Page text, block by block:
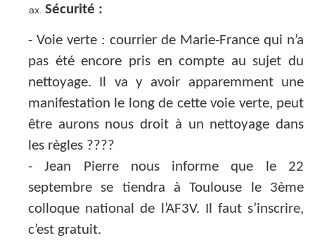
Sécurité :
- Voie verte : courrier de Marie-France qui n’a
pas été encore pris en compte au sujet du
nettoyage. Il va y avoir apparemment une
manifestation le long de cette voie verte, peut
être aurons nous droit à un nettoyage dans
les règles ????
- Jean Pierre nous informe que le 22
septembre se tiendra à Toulouse le 3ème
colloque national de l’AF3V. Il faut s’inscrire,
c’est gratuit.